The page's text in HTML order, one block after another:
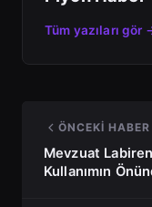
Tüm yazıları gör
ÖNCEKI HABER
Mevzuat
Kullanımın